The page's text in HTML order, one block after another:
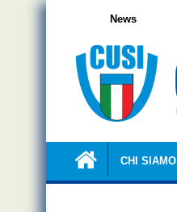
Skip
CHI SIAMO
News